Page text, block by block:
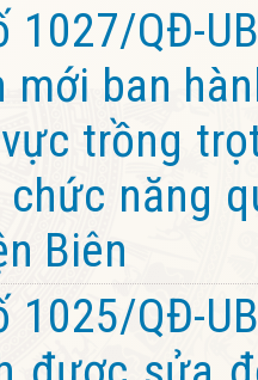
1027/QĐ-
mới ban
trồng
năng
Biên
1025/QĐ-